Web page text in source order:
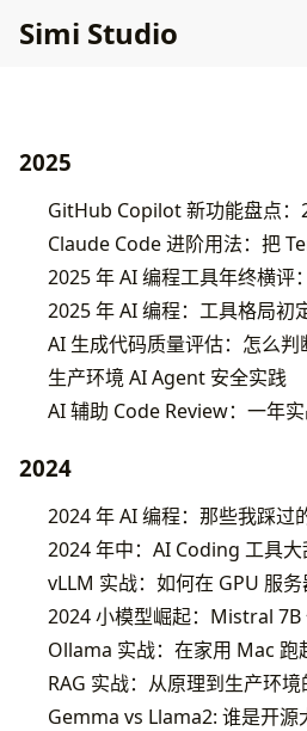
Simi Studio
2025
生产环境 AI Agent 安全实践
2024
2024 年中：AI Coding 工具大
RAG 实战：从原理到生产环